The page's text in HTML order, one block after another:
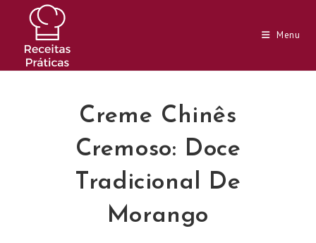
conteúdo
Menu
Creme Chinês
Cremoso: Doce
Tradicional De
Morango